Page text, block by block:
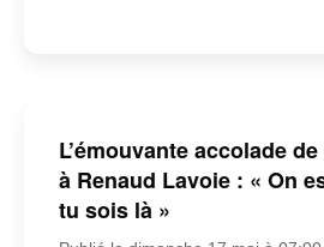
L’émouvante accolade
à Renaud Lavoie : « On
tu sois là »